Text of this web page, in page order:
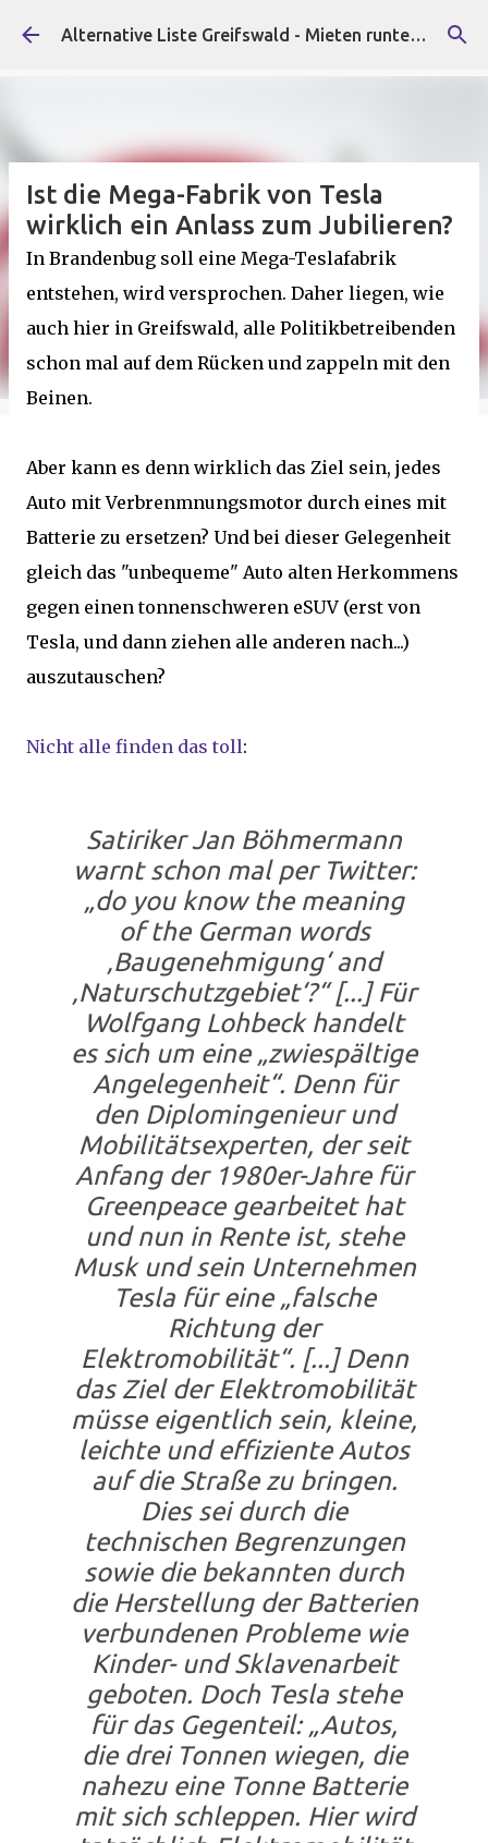
Direkt zum Hauptbereich Alternative Liste Greifswald - Mieten runter, Faschist*innen raus!
Ist die Mega-Fabrik von Tesla
wirklich ein Anlass zum Jubilieren?
In Brandenbug soll eine Mega-Teslafabrik
entstehen, wird versprochen. Daher liegen, wie
auch hier in Greifswald, alle Politikbetreibenden
schon mal auf dem Rücken und zappeln mit den
Beinen.
Aber kann es denn wirklich das Ziel sein, jedes
Auto mit Verbrenmnungsmotor durch eines mit
Batterie zu ersetzen? Und bei dieser Gelegenheit
gleich das "unbequeme" Auto alten Herkommens
gegen einen tonnenschweren eSUV (erst von
Tesla, und dann ziehen alle anderen nach...)
auszutauschen?
Nicht alle finden das toll:
Satiriker Jan Böhmermann
warnt schon mal per Twitter:
„do you know the meaning
of the German words
‚Baugenehmigung‘ and
‚Naturschutzgebiet‘?“ [...] Für
Wolfgang Lohbeck handelt
es sich um eine „zwiespältige
Angelegenheit“. Denn für
den Diplomingenieur und
Mobilitätsexperten, der seit
Anfang der 1980er-Jahre für
Greenpeace gearbeitet hat
und nun in Rente ist, stehe
Musk und sein Unternehmen
Tesla für eine „falsche
Richtung der
Elektromobilität“. [...] Denn
das Ziel der Elektromobilität
müsse eigentlich sein, kleine,
leichte und effiziente Autos
auf die Straße zu bringen.
Dies sei durch die
technischen Begrenzungen
sowie die bekannten durch
die Herstellung der Batterien
verbundenen Probleme wie
Kinder- und Sklavenarbeit
geboten. Doch Tesla stehe
für das Gegenteil: „Autos,
die drei Tonnen wiegen, die
nahezu eine Tonne Batterie
mit sich schleppen. Hier wird